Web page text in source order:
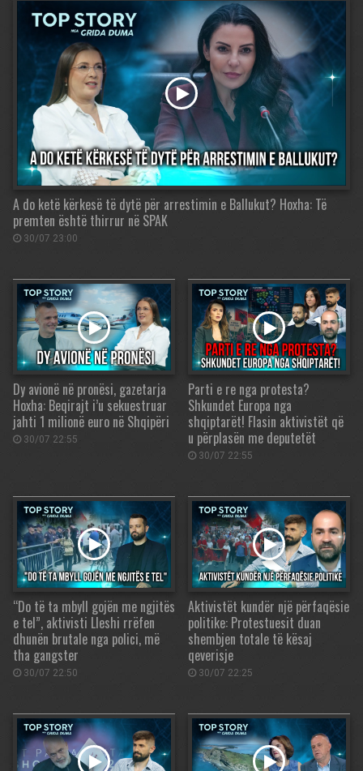
A do ketë kërkesë të dytë për arrestimin e Ballukut? Hoxha: Të
premten është thirrur në SPAK
30/07 23:00
Dy avionë në pronësi, gazetarja
Hoxha: Beqirajt i’u sekuestruar
jahti 1 milionë euro në Shqipëri
30/07 22:55
Parti e re nga protesta?
Shkundet Europa nga
shqiptarët! Flasin aktivistët që
u përplasën me deputetët
30/07 22:55
“Do të ta mbyll gojën me ngjitës
e tel”, aktivisti Lleshi rrëfen
dhunën brutale nga polici, më
tha gangster
30/07 22:50
Aktivistët kundër një përfaqësie
politike: Protestuesit duan
shembjen totale të kësaj
qeverisje
30/07 22:25